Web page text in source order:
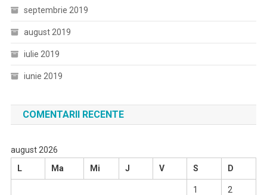
septembrie 2019
august 2019
iulie 2019
iunie 2019
COMENTARII RECENTE
august 2026
L
Ma Mi J V S D
1 2